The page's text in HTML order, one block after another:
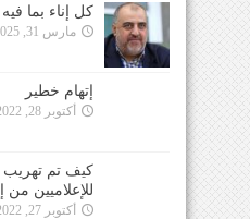
كل إناء بما
مارس 31, 2025
إتهام خطير
أكتوبر 28, 2022
كيف تم تهريب
للإعلاميين من
أكتوبر 27, 2022